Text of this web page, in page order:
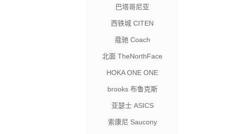
巴塔哥尼亚
西铁城 CITEN
蔻驰 Coach
北面 TheNorthFace
HOKA ONE ONE
brooks 布鲁克斯
亚瑟士 ASICS
索康尼 Saucony